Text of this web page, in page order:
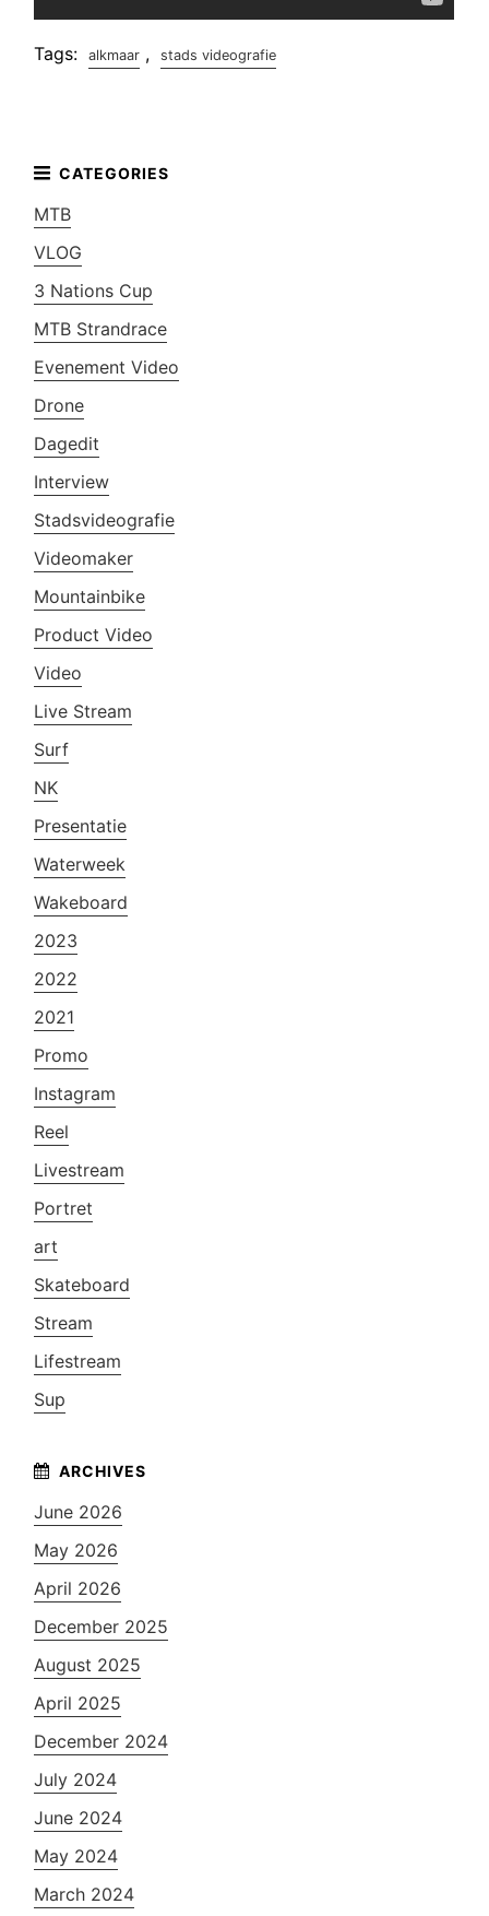
Tags: alkmaar , stads videografie
MTB
VLOG
3 Nations Cup
MTB Strandrace
Evenement Video
Drone
Dagedit
Interview
Stadsvideografie
Videomaker
Mountainbike
Product Video
Video
Live Stream
Surf
NK
Presentatie
Waterweek
Wakeboard
2023
2022
2021
Promo
Instagram
Reel
Livestream
Portret
art
Skateboard
Stream
Lifestream
Sup
June 2026
May 2026
April 2026
December 2025
August 2025
April 2025
December 2024
July 2024
June 2024
May 2024
March 2024